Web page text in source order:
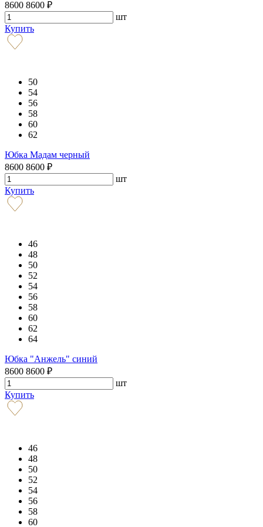
8600 8600 ₽
шт
Купить
50
54
56
58
60
62
Юбка Мадам черный
8600 8600 ₽
шт
Купить
46
48
50
52
54
56
58
60
62
64
Юбка "Анжель" синий
8600 8600 ₽
шт
Купить
46
48
50
52
54
56
58
60